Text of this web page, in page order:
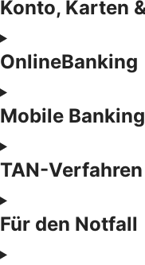
Konto, Karten
OnlineBanking
Mobile
TAN-Verfahren
Für den Notfall